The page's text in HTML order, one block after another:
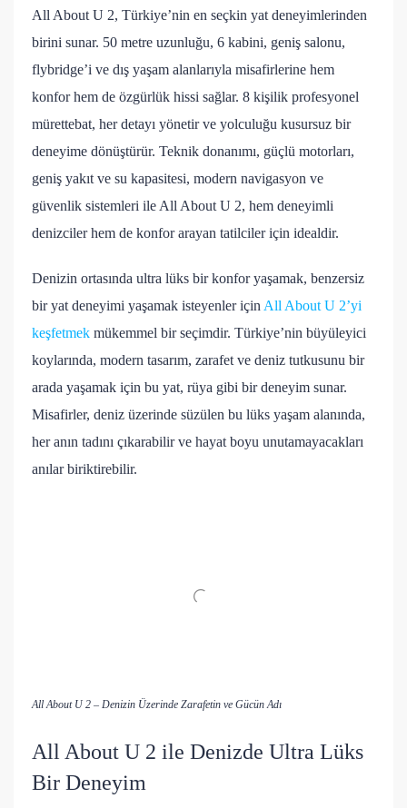
All About U 2, Türkiye’nin en seçkin yat deneyimlerinden
birini sunar. 50 metre uzunluğu, 6 kabini, geniş salonu,
flybridge’i ve dış yaşam alanlarıyla misafirlerine hem
konfor hem de özgürlük hissi sağlar. 8 kişilik profesyonel
mürettebat, her detayı yönetir ve yolculuğu kusursuz bir
deneyime dönüştürür. Teknik donanımı, güçlü motorları,
geniş yakıt ve su kapasitesi, modern navigasyon ve
güvenlik sistemleri ile All About U 2, hem deneyimli
denizciler hem de konfor arayan tatilciler için idealdir.
Denizin ortasında ultra lüks bir konfor yaşamak, benzersiz
bir yat deneyimi yaşamak isteyenler için All About U 2’yi
keşfetmek mükemmel bir seçimdir. Türkiye’nin büyüleyici
koylarında, modern tasarım, zarafet ve deniz tutkusunu bir
arada yaşamak için bu yat, rüya gibi bir deneyim sunar.
Misafirler, deniz üzerinde süzülen bu lüks yaşam alanında,
her anın tadını çıkarabilir ve hayat boyu unutamayacakları
anılar biriktirebilir.
All About U 2 – Denizin Üzerinde Zarafetin ve Gücün Adı
All About U 2 ile Denizde Ultra Lüks
Bir Deneyim